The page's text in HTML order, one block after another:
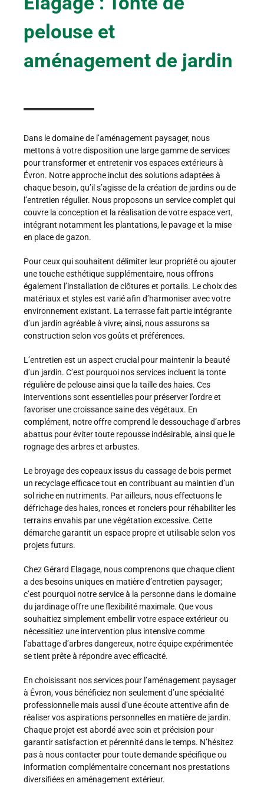
pelouse et
aménagement de jardin
Dans le domaine de l’aménagement paysager, nous
mettons à votre disposition une large gamme de services
pour transformer et entretenir vos espaces extérieurs à
Évron. Notre approche inclut des solutions adaptées à
chaque besoin, qu’il s’agisse de la création de jardins ou de
l’entretien régulier. Nous proposons un service complet qui
couvre la conception et la réalisation de votre espace vert,
intégrant notamment les plantations, le pavage et la mise
en place de gazon.
Pour ceux qui souhaitent délimiter leur propriété ou ajouter
une touche esthétique supplémentaire, nous offrons
également l’installation de clôtures et portails. Le choix des
matériaux et styles est varié afin d’harmoniser avec votre
environnement existant. La terrasse fait partie intégrante
d’un jardin agréable à vivre; ainsi, nous assurons sa
construction selon vos goûts et préférences.
L’entretien est un aspect crucial pour maintenir la beauté
d’un jardin. C’est pourquoi nos services incluent la tonte
régulière de pelouse ainsi que la taille des haies. Ces
interventions sont essentielles pour préserver l’ordre et
favoriser une croissance saine des végétaux. En
complément, notre offre comprend le dessouchage d’arbres
abattus pour éviter toute repousse indésirable, ainsi que le
rognage des arbres et arbustes.
Le broyage des copeaux issus du cassage de bois permet
un recyclage efficace tout en contribuant au maintien d’un
sol riche en nutriments. Par ailleurs, nous effectuons le
défrichage des haies, ronces et ronciers pour réhabiliter les
terrains envahis par une végétation excessive. Cette
démarche garantit un espace propre et utilisable selon vos
projets futurs.
Chez Gérard Elagage, nous comprenons que chaque client
a des besoins uniques en matière d’entretien paysager;
c’est pourquoi notre service à la personne dans le domaine
du jardinage offre une flexibilité maximale. Que vous
souhaitiez simplement embellir votre espace extérieur ou
nécessitiez une intervention plus intensive comme
l’abattage d’arbres dangereux, notre équipe expérimentée
se tient prête à répondre avec efficacité.
En choisissant nos services pour l’aménagement paysager
à Évron, vous bénéficiez non seulement d’une spécialité
professionnelle mais aussi d’une écoute attentive afin de
réaliser vos aspirations personnelles en matière de jardin.
Chaque projet est abordé avec soin et précision pour
garantir satisfaction et pérennité dans le temps. N’hésitez
pas à nous contacter pour toute demande spécifique ou
information complémentaire concernant nos prestations
diversifiées en aménagement extérieur.